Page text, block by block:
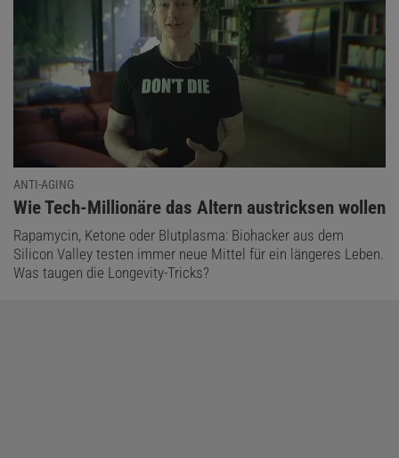
ANTI-AGING
:
Wie Tech-Millionäre das Altern austricksen wollen
Rapamycin, Ketone oder Blutplasma: Biohacker aus dem
Silicon Valley testen immer neue Mittel für ein längeres Leben.
Was taugen die Longevity-Tricks?